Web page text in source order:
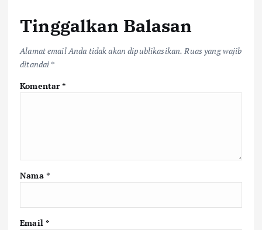
Tinggalkan Balasan
Alamat email Anda tidak akan dipublikasikan. Ruas yang wajib
ditandai *
Komentar*
Nama *
Email *